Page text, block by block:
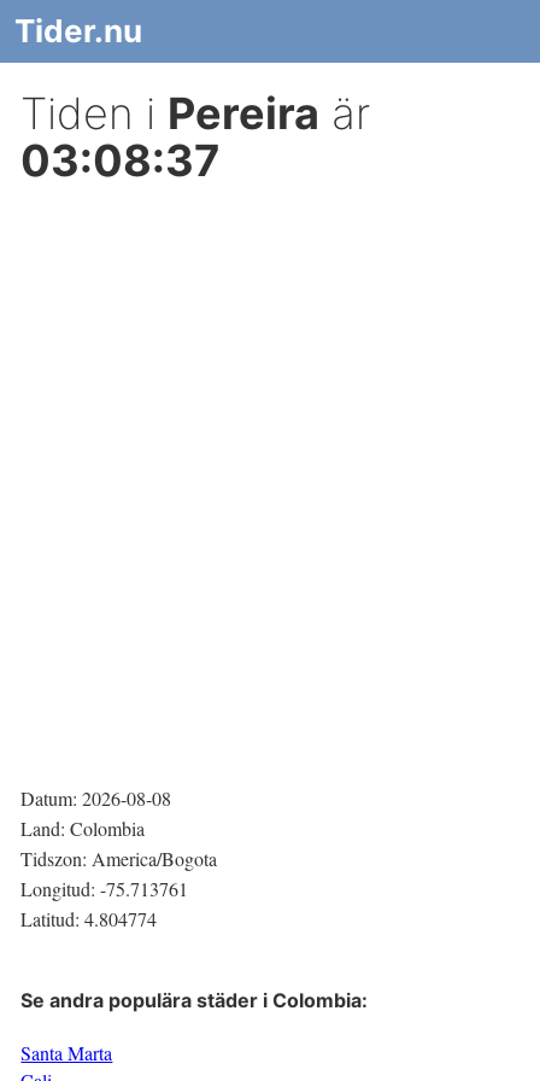
Tider.nu
Tiden i Pereira är
03:08:37
Datum:2026-08-08
Land:Colombia
Tidszon: America/Bogota
Longitud:-75.713761
Latitud:4.804774
Se andra populära städer iColombia:
Santa Marta